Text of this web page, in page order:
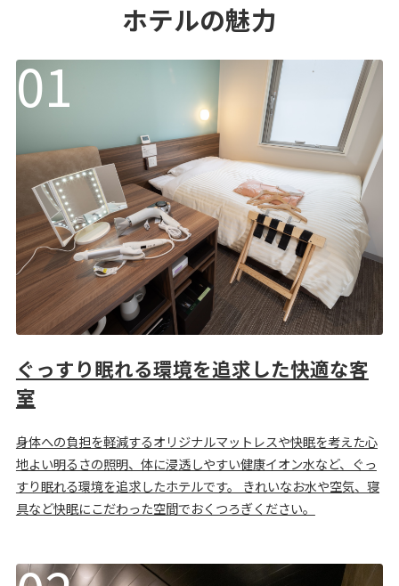
ホテルの魅力
ぐっすり眠れる環境を追求した快適な客
室
身体への負担を軽減するオリジナルマットレスや快眠を考えた心
地よい明るさの照明、体に浸透しやすい健康イオン水など、ぐっ
すり眠れる環境を追求したホテルです。 きれいなお水や空気、寝
具など快眠にこだわった空間でおくつろぎください。